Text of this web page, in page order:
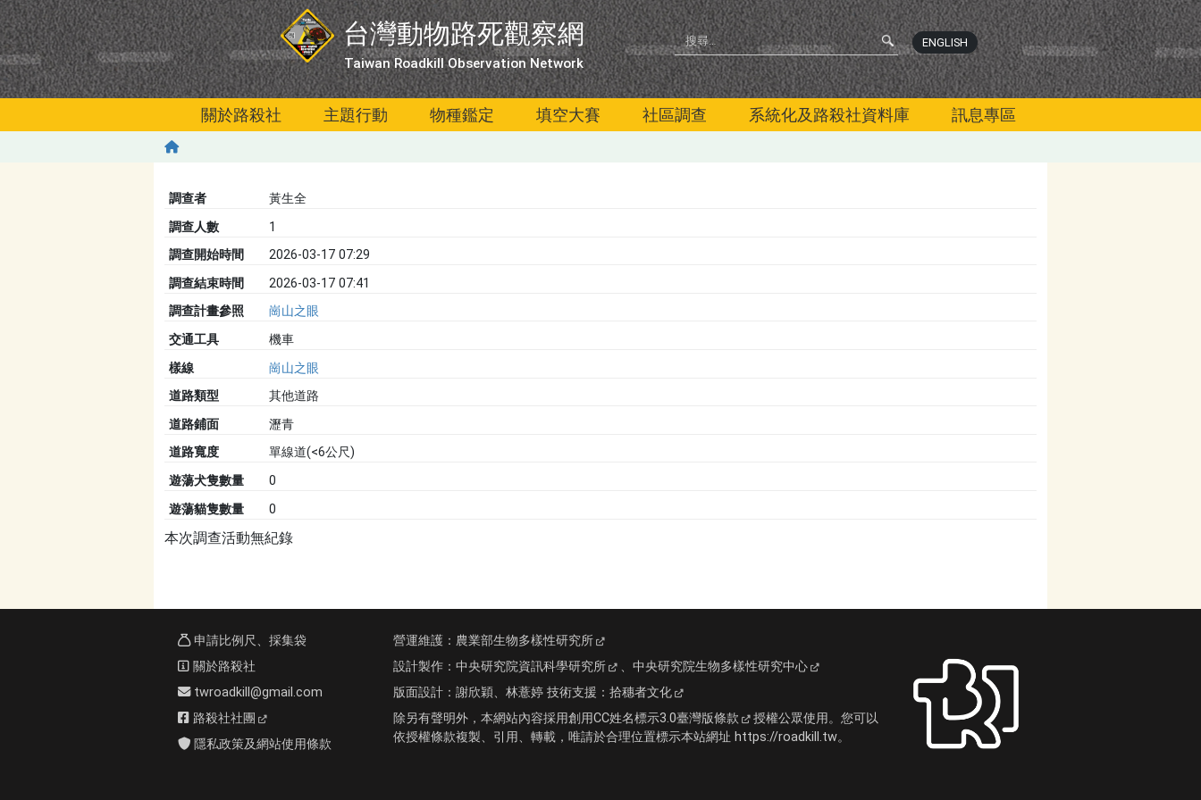
移至主內容
台灣動物路死觀察網
Taiwan Roadkill Observation Network
ENGLISH
關於路殺社 主題行動 物種鑑定 填空大賽 社區調查 系統化及路殺社資料庫 訊息專區
調查者
黃生全
調查人數
1
調查開始時間
2026-03-17 07:29
調查結束時間
2026-03-17 07:41
調查計畫參照
崗山之眼
交通工具
機車
樣線
崗山之眼
道路類型
其他道路
道路鋪面
瀝青
道路寬度
單線道(<6公尺)
遊蕩犬隻數量
0
遊蕩貓隻數量
0
本次調查活動無紀錄
申請比例尺、採集袋
關於路殺社
twroadkill@gmail.com
路殺社社團
隱私政策及網站使用條款
營運維護： 農業部生物多樣性研究所
設計製作： 中央研究院資訊科學研究所 、 中央研究院生物多樣性研究中心
版面設計： 謝欣穎、林薏婷 技術支援： 拾穗者文化
除另有聲明外，本網站內容採用創用CC姓名標示3.0臺灣版條款
授權公眾使用。您可以
依授權條款複製、引用、轉載，唯請於合理位置標示本站網址 https://roadkill.tw。